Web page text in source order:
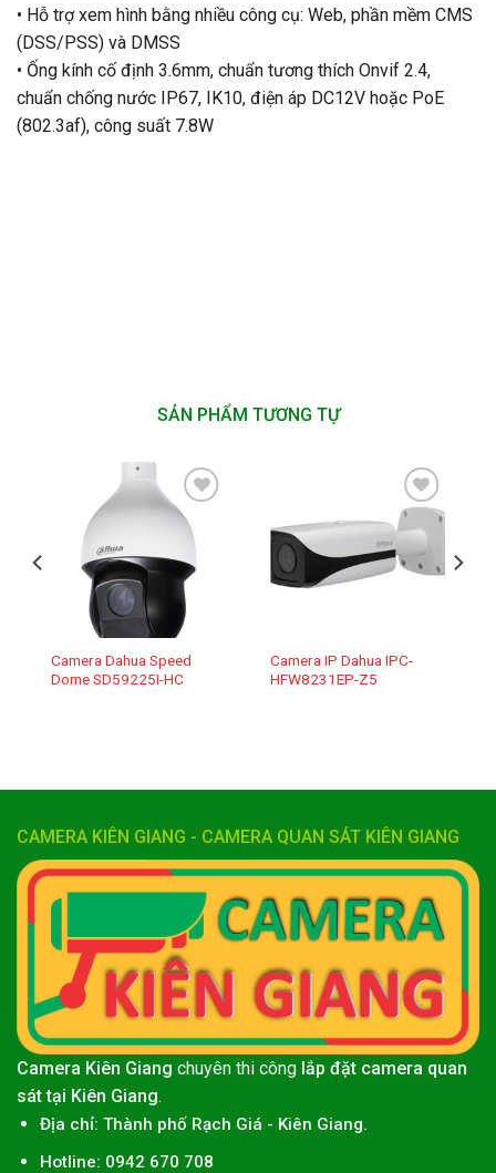
• Hỗ trợ xem hình bằng nhiều công cụ: Web, phần mềm CMS
(DSS/PSS) và DMSS
• Ống kính cố định 3.6mm, chuẩn tương thích Onvif 2.4,
chuẩn chống nước IP67, IK10, điện áp DC12V hoặc PoE
(802.3af), công suất 7.8W
SẢN PHẨM TƯƠNG TỰ
Add to
wishlist
Camera Dahua Speed
Dome SD59225I-HC
Add to
wishlist
Camera IP Dahua IPC-
HFW8231EP-Z5
CAMERA KIÊN GIANG - CAMERA QUAN SÁT KIÊN GIANG
Camera Kiên Giang chuyên thi công lắp đặt camera quan
sát tại Kiên Giang.
Địa chỉ: Thành phố Rạch Giá - Kiên Giang.
Hotline: 0942 670 708